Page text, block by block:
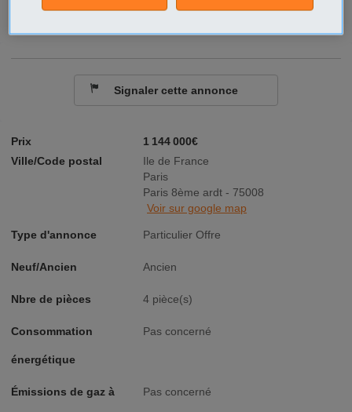
Prix
1 144 000€
Ville/Code postal
Ile de France
Paris
Paris 8ème ardt - 75008
Voir sur google map
Type d'annonce Particulier Offre
Neuf/Ancien Ancien
Nbre de pièces 4 pièce(s)
Consommation
énergétique
Pas concerné
Émissions de gaz à Pas concerné
Contacter par email
Signaler cette annonce